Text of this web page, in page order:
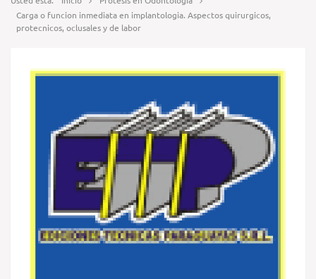
Carga o funcion inmediata en implantologia. Aspectos quirurgicos,
protecnicos, oclusales y de labor